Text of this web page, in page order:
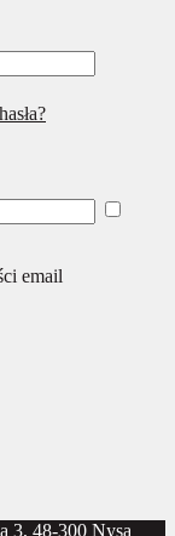
email
3, 48-300 Nysa